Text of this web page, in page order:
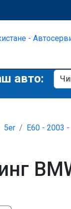
авто:
5er E60 - 2003